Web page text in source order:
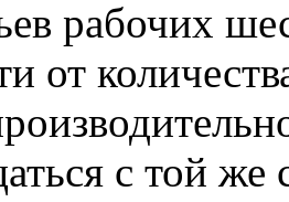
рабочих
от
с той